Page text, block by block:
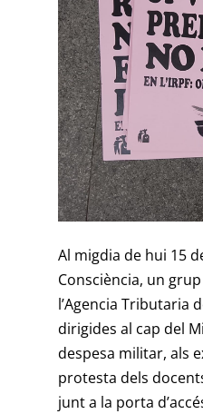
Al migdia de hui 15
Consciència, un
l’Agencia Tributaria
dirigides al cap del
despesa militar, als
protesta dels
junt a la porta